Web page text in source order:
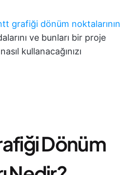
grafiği dönüm noktalarının
ve bunları bir proje
kullanacağınızı
Dönüm